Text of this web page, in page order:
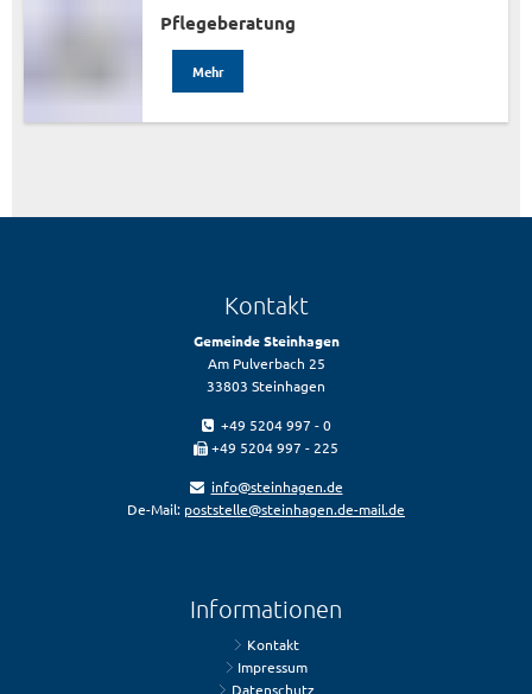
Pflegeberatung
Mehr
Kontakt
Gemeinde Steinhagen
Am Pulverbach 25
33803 Steinhagen
+49 5204 997 - 0
+49 5204 997 - 225
info@steinhagen.de
De-Mail: poststelle@steinhagen.de-mail.de
Informationen
Kontakt
Impressum
Datenschutz